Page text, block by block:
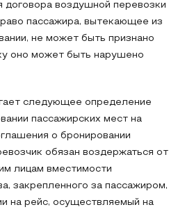
договора воздушной перевозки
пассажира, вытекающее из
не может быть признано
оно может быть нарушено
следующее определение
пассажирских мест на
о бронировании
обязан воздержаться от
лицам вместимости
закрепленного за пассажиром,
на рейс, осуществляемый на